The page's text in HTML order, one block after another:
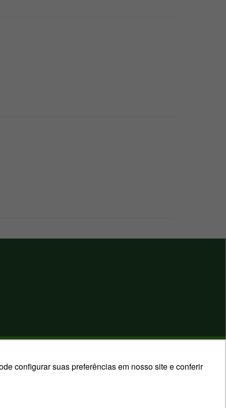
configurar suas preferências em nosso site e conferir